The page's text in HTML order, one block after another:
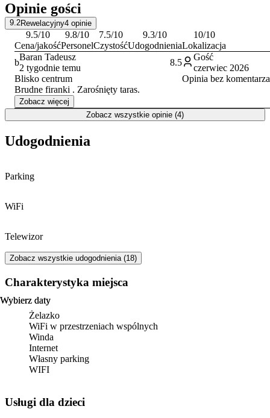
Lublinie. Bliskość Placu Litewskiego dodatkowo uatrakcyjnia
pobyt.
Opinie gości
9.2Rewelacyjny4 opinie
9.5/10
Cena/jakość
9.8/10
Personel
7.5/10
Czystość
9.3/10
Udogodnienia
10/10
Lokalizacja
b
Baran Tadeusz
2 tygodnie temu
8.5
Blisko centrum
Brudne firanki . Zarośnięty taras.
Zobacz więcej
Gość
czerwiec 2026
Opinia bez
Zobacz wszystkie opinie (4)
Wybierz daty
Wybierz daty
Udogodnienia
Parking
WiFi
Telewizor
Zobacz wszystkie udogodnienia (18)
Charakterystyka miejsca
Żelazko
WiFi w przestrzeniach wspólnych
Winda
Internet
Własny parking
WIFI
usługi dla dzieci